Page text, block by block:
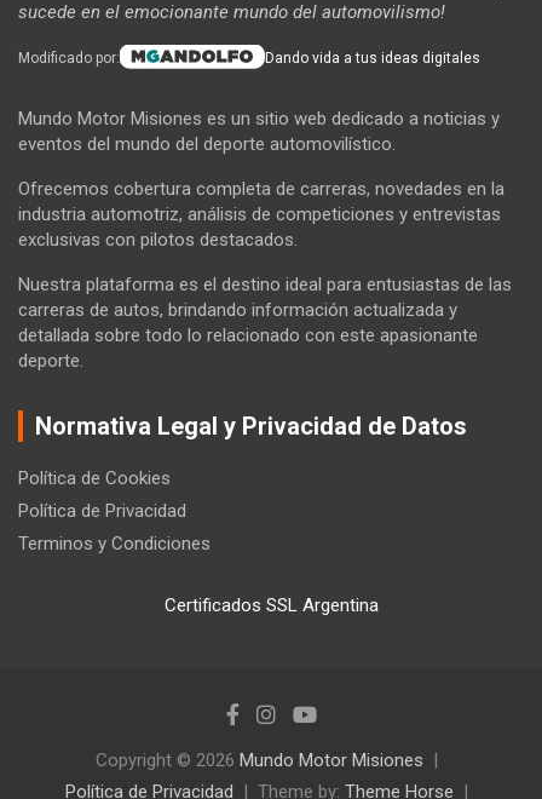
sucede en el emocionante mundo del automovilismo!
Modificado por: Dando vida a tus ideas digitales
Mundo Motor Misiones es un sitio web dedicado a noticias y
eventos del mundo del deporte automovilístico.
Ofrecemos cobertura completa de carreras, novedades en la
industria automotriz, análisis de competiciones y entrevistas
exclusivas con pilotos destacados.
Nuestra plataforma es el destino ideal para entusiastas de las
carreras de autos, brindando información actualizada y
detallada sobre todo lo relacionado con este apasionante
deporte.
Normativa Legal y Privacidad de Datos
Política de Cookies
Política de Privacidad
Terminos y Condiciones
Certificados SSL Argentina
Copyright © 2026 Mundo Motor Misiones
Política de Privacidad
Theme by: Theme Horse